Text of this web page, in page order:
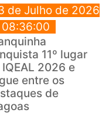
de Julho de 2026
08:36:00
11º lugar
IQEAL 2026 e
entre os
de